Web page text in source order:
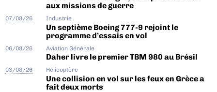
aux missions de guerre
07/08/26 Industrie
Un septième Boeing 777-9 rejoint le
programme d’essais en vol
06/08/26 Aviation Générale
Daher livre le premier TBM 980 au Brésil
03/08/26 Hélicoptère
Une collision en vol sur les feux en Grèce a
fait deux morts